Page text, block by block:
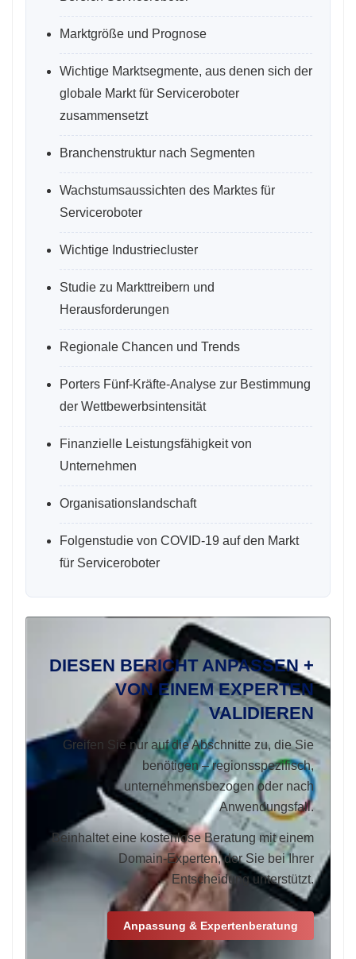
Marktgröße und Prognose
Wichtige Marktsegmente, aus denen sich der
globale Markt für Serviceroboter
zusammensetzt
Branchenstruktur nach Segmenten
Wachstumsaussichten des Marktes für
Serviceroboter
Wichtige Industriecluster
Studie zu Markttreibern und
Herausforderungen
Regionale Chancen und Trends
Porters Fünf-Kräfte-Analyse zur Bestimmung
der Wettbewerbsintensität
Finanzielle Leistungsfähigkeit von
Unternehmen
Organisationslandschaft
Folgenstudie von COVID-19 auf den Markt
für Serviceroboter
DIESEN BERICHT ANPASSEN +
VON EINEM EXPERTEN
VALIDIEREN
Greifen Sie nur auf die Abschnitte zu, die Sie
benötigen – regionsspezifisch,
unternehmensbezogen oder nach
Anwendungsfall.
Beinhaltet eine kostenlose Beratung mit einem
Domain-Experten, der Sie bei Ihrer
Entscheidung unterstützt.
Anpassung & Expertenberatung